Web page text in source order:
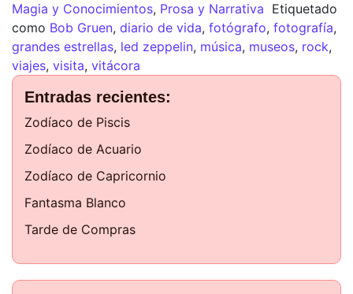
Magia y Conocimientos, Prosa y Narrativa Etiquetado
como Bob Gruen, diario de vida, fotógrafo, fotografía,
grandes estrellas, led zeppelin, música, museos, rock,
viajes, visita, vitácora
Entradas recientes:
Zodíaco de Piscis
Zodíaco de Acuario
Zodíaco de Capricornio
Fantasma Blanco
Tarde de Compras